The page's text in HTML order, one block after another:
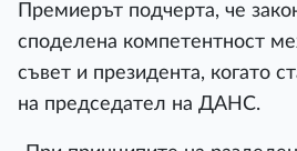
Премиерът подчерта, че
споделена компетентност
съвет и президента, когато
на председател на ДАНС.